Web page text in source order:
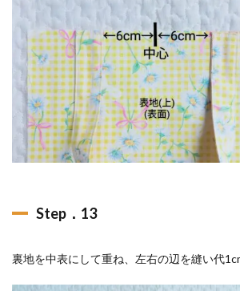
Step．13
裏地を中表にして重ね、左右の辺を縫い代